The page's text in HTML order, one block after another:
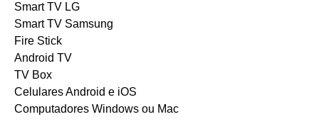
Smart TV LG
Smart TV Samsung
Fire Stick
Android TV
TV Box
Celulares Android e iOS
Computadores Windows ou Mac